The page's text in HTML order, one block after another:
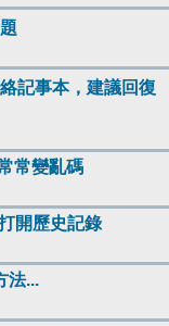
記事本，建議回復
常變亂碼
開歷史記錄
法...